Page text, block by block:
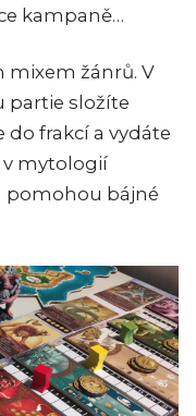
kampaně…
mixem žánrů. V
partie složíte
frakcí a vydáte
v mytologií
pomohou bájné